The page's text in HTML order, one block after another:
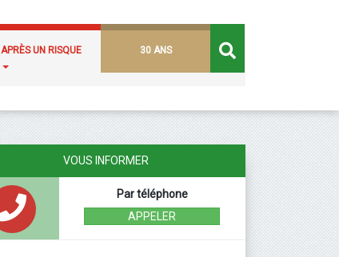
APRÈS UN RISQUE 30 ANS
VOUS INFORMER
Par téléphone
APPELER